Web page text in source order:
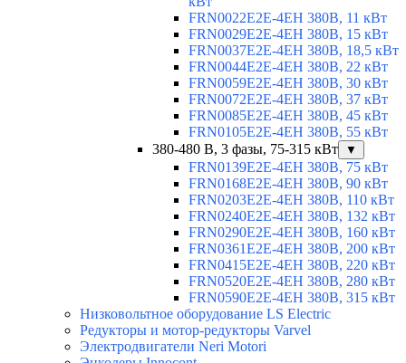
FRN0022E2E-4EH 380В, 11 кВт
FRN0029E2E-4EH 380В, 15 кВт
FRN0037E2E-4EH 380В, 18,5 кВт
FRN0044E2E-4EH 380В, 22 кВт
FRN0059E2E-4EH 380В, 30 кВт
FRN0072E2E-4EH 380В, 37 кВт
FRN0085E2E-4EH 380В, 45 кВт
FRN0105E2E-4EH 380В, 55 кВт
380-480 В, 3 фазы, 75-315 кВт
▼
FRN0139E2E-4EH 380В, 75 кВт
FRN0168E2E-4EH 380В, 90 кВт
FRN0203E2E-4EH 380В, 110 кВт
FRN0240E2E-4EH 380В, 132 кВт
FRN0290E2E-4EH 380В, 160 кВт
FRN0361E2E-4EH 380В, 200 кВт
FRN0415E2E-4EH 380В, 220 кВт
FRN0520E2E-4EH 380В, 280 кВт
FRN0590E2E-4EH 380В, 315 кВт
Низковольтное оборудование LS Electric
Редукторы и мотор-редукторы Varvel
Электродвигатели Neri Motori